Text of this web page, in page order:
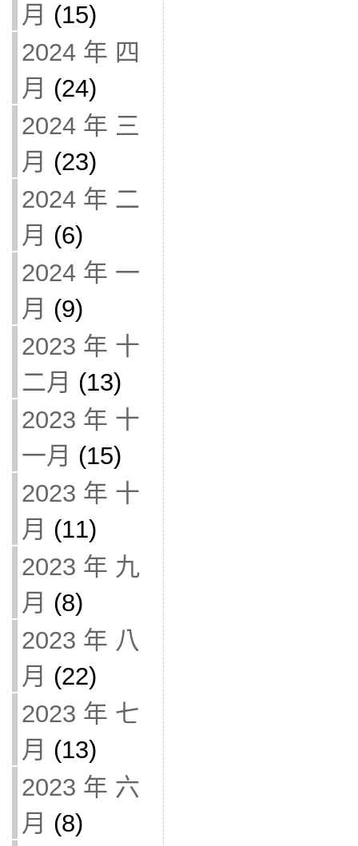
月 (15)
2024 年 四
月 (24)
2024 年 三
月 (23)
2024 年 二
月 (6)
2024 年 一
月 (9)
2023 年 十
二月 (13)
2023 年 十
一月 (15)
2023 年 十
月 (11)
2023 年 九
月 (8)
2023 年 八
月 (22)
2023 年 七
月 (13)
2023 年 六
月 (8)